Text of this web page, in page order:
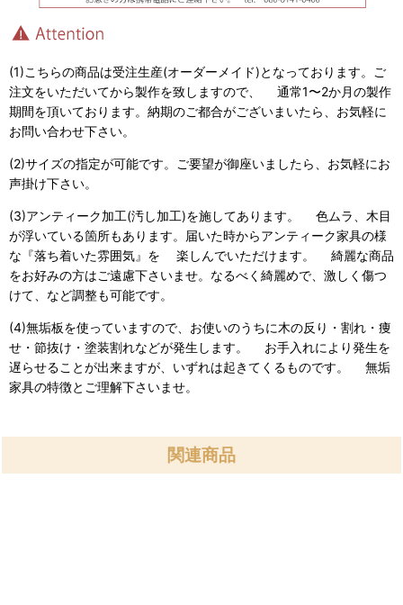
(1)こちらの商品は受注生産(オーダーメイド)となっております。ご
注文をいただいてから製作を致しますので、 通常1〜2か月の製作
期間を頂いております。納期のご都合がございまいたら、お気軽に
お問い合わせ下さい。
(2)サイズの指定が可能です。ご要望が御座いましたら、お気軽にお
声掛け下さい。
(3)アンティーク加工(汚し加工)を施してあります。 色ムラ、木目
が浮いている箇所もあります。届いた時からアンティーク家具の様
な『落ち着いた雰囲気』を 楽しんでいただけます。 綺麗な商品
をお好みの方はご遠慮下さいませ。なるべく綺麗めで、激しく傷つ
けて、など調整も可能です。
(4)無垢板を使っていますので、お使いのうちに木の反り・割れ・痩
せ・節抜け・塗装割れなどが発生します。 お手入れにより発生を
遅らせることが出来ますが、いずれは起きてくるものです。 無垢
家具の特徴とご理解下さいませ。
関連商品